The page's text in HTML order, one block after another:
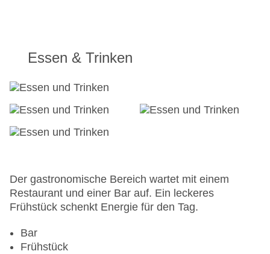
Essen & Trinken
Der gastronomische Bereich wartet mit einem
Restaurant und einer Bar auf. Ein leckeres
Frühstück schenkt Energie für den Tag.
Bar
Frühstück